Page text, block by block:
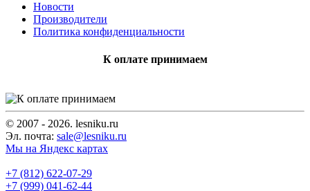
Новости
Производители
Политика конфиденциальности
К оплате принимаем
© 2007 - 2026. lesniku.ru
Эл. почта: sale@lesniku.ru
Мы на Яндекс картах
+7 (812) 622-07-29
+7 (999) 041-62-44